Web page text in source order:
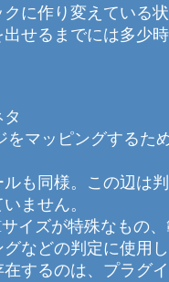
に作り変えている
せるまでには多少
をマッピングするた
も同様。この辺は
ません。
イズが特殊なもの
などの判定に使用
するのは、プラグ